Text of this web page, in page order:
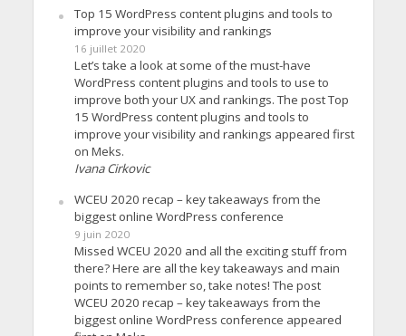
Top 15 WordPress content plugins and tools to
improve your visibility and rankings
16 juillet 2020
Let’s take a look at some of the must-have
WordPress content plugins and tools to use to
improve both your UX and rankings. The post Top
15 WordPress content plugins and tools to
improve your visibility and rankings appeared first
on Meks.
Ivana Cirkovic
WCEU 2020 recap – key takeaways from the
biggest online WordPress conference
9 juin 2020
Missed WCEU 2020 and all the exciting stuff from
there? Here are all the key takeaways and main
points to remember so, take notes! The post
WCEU 2020 recap – key takeaways from the
biggest online WordPress conference appeared